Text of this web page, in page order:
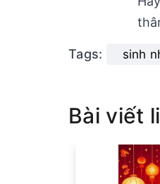
Tags: sinh
Bài viết